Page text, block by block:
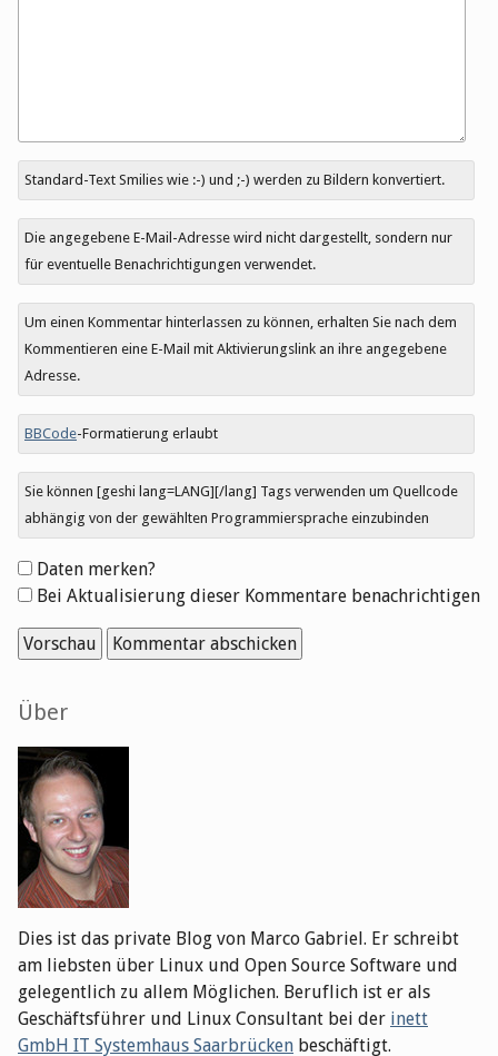
Antwort
zu
Standard-Text Smilies wie :-) und ;-) werden zu Bildern konvertiert.
Die angegebene E-Mail-Adresse wird nicht dargestellt, sondern nur
für eventuelle Benachrichtigungen verwendet.
Um einen Kommentar hinterlassen zu können, erhalten Sie nach dem
Kommentieren eine E-Mail mit Aktivierungslink an ihre angegebene
Adresse.
BBCode-Formatierung erlaubt
Sie können [geshi lang=LANG][/lang] Tags verwenden um Quellcode
abhängig von der gewählten Programmiersprache einzubinden
Formular-
Optionen
Daten merken?
Bei Aktualisierung dieser Kommentare benachrichtigen
Seitenleiste
Über
Dies ist das private Blog von Marco Gabriel. Er schreibt
am liebsten über Linux und Open Source Software und
gelegentlich zu allem Möglichen. Beruflich ist er als
Geschäftsführer und Linux Consultant bei der inett
GmbH IT Systemhaus Saarbrücken beschäftigt.